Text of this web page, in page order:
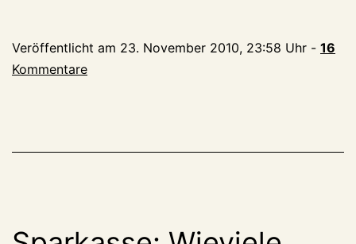
Veröffentlicht am 23. November 2010, 23:58 Uhr - 16
Kommentare